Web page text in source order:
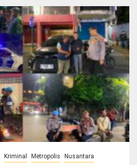
Kriminal Metropolis
Nusantara